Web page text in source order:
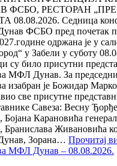
ФСБО, РЕСТОРАН
08.08.2026. Седница
ФСБО пред почетак
одржана је у
у Забели у суботу
су било присутни
МФЛ Дунав. За
изабран је Божидар
све присутне
Савеза: Весну
Карановића
Живановића
Зорана… Прочитај
МФЛ Дунав – 08.08.2026.